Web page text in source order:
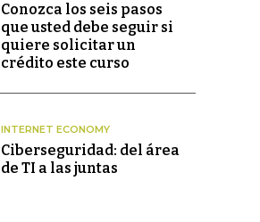
Conozca los seis pasos
que usted debe seguir si
quiere solicitar un
crédito este curso
INTERNET ECONOMY
Ciberseguridad: del área
de TI a las juntas